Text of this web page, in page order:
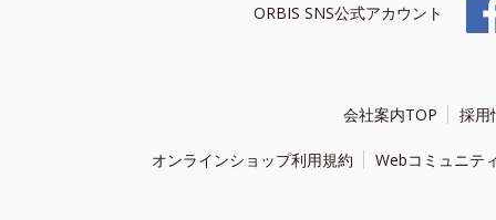
ORBIS SNS公式アカウント
会社案内TOP 採用
オンラインショップ利用規約 Webコミュニテ